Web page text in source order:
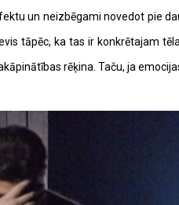
un neizbēgami novedot pie
tāpēc, ka tas ir konkrētajam
rēķina. Taču, ja